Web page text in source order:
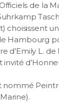
de la
choisissent
Hambourg
d’Emily L.
invité
nommé